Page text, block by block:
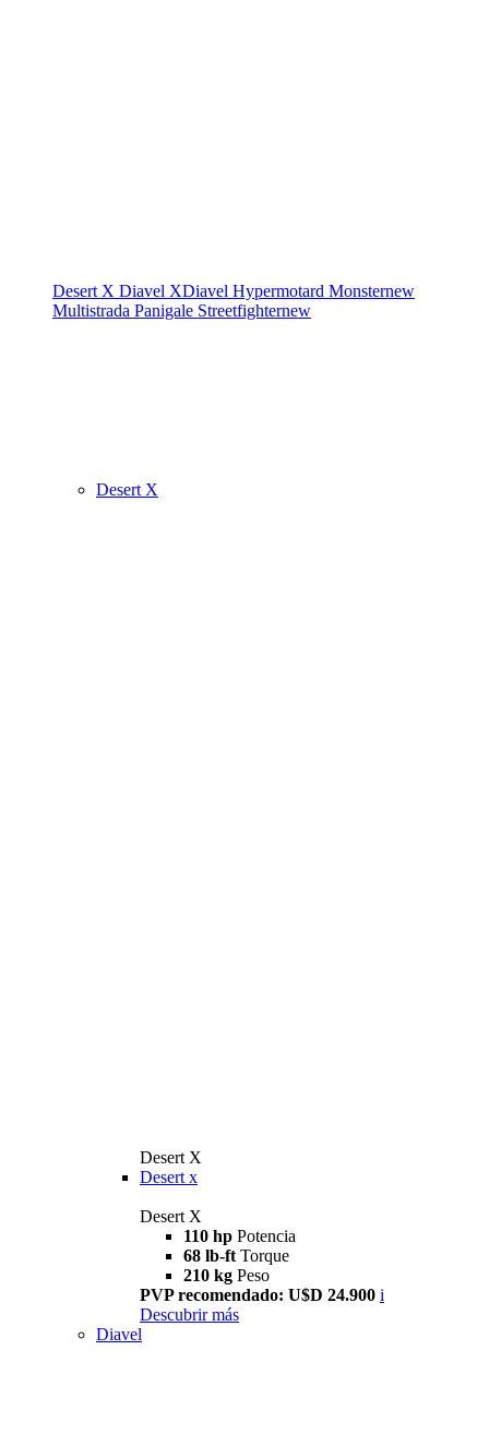
Desert X Diavel XDiavel Hypermotard Monsternew
Multistrada Panigale Streetfighternew
Desert X
Desert X
Desert x
Desert X
110 hp Potencia
68 lb-ft Torque
210 kg Peso
PVP recomendado: U$D 24.900 i
Descubrir más
Diavel